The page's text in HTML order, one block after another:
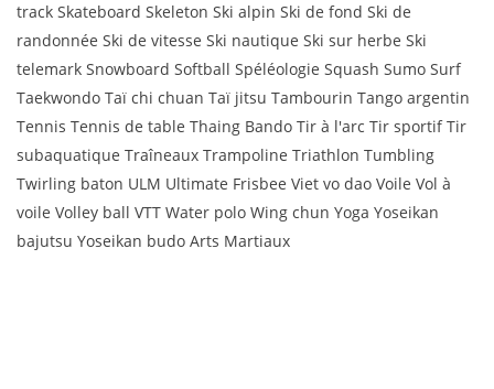
track Skateboard Skeleton Ski alpin Ski de fond Ski de
randonnée Ski de vitesse Ski nautique Ski sur herbe Ski
telemark Snowboard Softball Spéléologie Squash Sumo Surf
Taekwondo Taï chi chuan Taï jitsu Tambourin Tango argentin
Tennis Tennis de table Thaing Bando Tir à l'arc Tir sportif Tir
subaquatique Traîneaux Trampoline Triathlon Tumbling
Twirling baton ULM Ultimate Frisbee Viet vo dao Voile Vol à
voile Volley ball VTT Water polo Wing chun Yoga Yoseikan
bajutsu Yoseikan budo Arts Martiaux